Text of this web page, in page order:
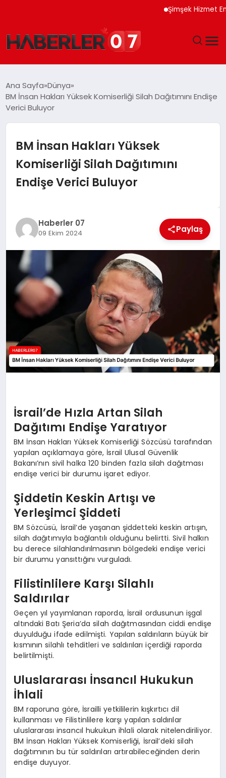
Şimşek Hizmet
EKONOMI
TEKNOLOJI
MAGAZIN
DIĞER
Ana Sayfa Dünya
BM İnsan Hakları Yüksek Komiserliği Silah Dağıtımını Endişe
Verici Buluyor
BM İnsan Hakları Yüksek
Komiserliği Silah Dağıtımını
Endişe Verici Buluyor
Haberler 07
09 Ekim 2024 Paylaş
İsrail’de Hızla Artan Silah
Dağıtımı Endişe Yaratıyor
BM İnsan Hakları Yüksek Komiserliği Sözcüsü tarafından
yapılan açıklamaya göre, İsrail Ulusal Güvenlik
Bakanı’nın sivil halka 120 binden fazla silah dağıtması
endişe verici bir durumu işaret ediyor.
Şiddetin Keskin Artışı ve
Yerleşimci Şiddeti
BM Sözcüsü, İsrail’de yaşanan şiddetteki keskin artışın,
silah dağıtımıyla bağlantılı olduğunu belirtti. Sivil halkın
bu derece silahlandırılmasının bölgedeki endişe verici
bir durumu yansıttığını vurguladı.
Filistinlilere Karşı Silahlı
Saldırılar
Geçen yıl yayımlanan raporda, İsrail ordusunun işgal
altındaki Batı Şeria’da silah dağıtmasından ciddi endişe
duyulduğu ifade edilmişti. Yapılan saldırıların büyük bir
kısmının silahlı tehditleri ve saldırıları içerdiği raporda
belirtilmişti.
Uluslararası İnsancıl Hukukun
İhlali
BM raporuna göre, İsrailli yetkililerin kışkırtıcı dil
kullanması ve Filistinlilere karşı yapılan saldırılar
uluslararası insancıl hukukun ihlali olarak nitelendiriliyor.
BM İnsan Hakları Yüksek Komiserliği, İsrail’deki silah
dağıtımının bu tür saldırıları artırabileceğinden derin
endişe duyuyor.